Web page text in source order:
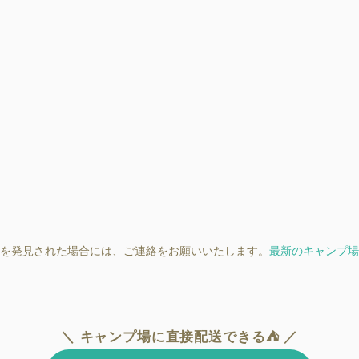
発見された場合には、ご連絡をお願いいたします。 最新のキャンプ
＼ キャンプ場に直接配送できる⛺ ／